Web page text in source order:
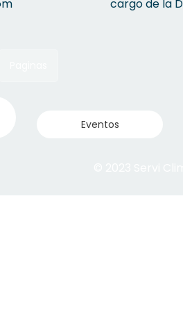
cargo de la
Eventos